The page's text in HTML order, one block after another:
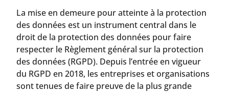
La mise en demeure pour atteinte à la protection
des données est un instrument central dans le
droit de la protection des données pour faire
respecter le Règlement général sur la protection
des données (RGPD). Depuis l’entrée en vigueur
du RGPD en 2018, les entreprises et organisations
sont tenues de faire preuve de la plus grande